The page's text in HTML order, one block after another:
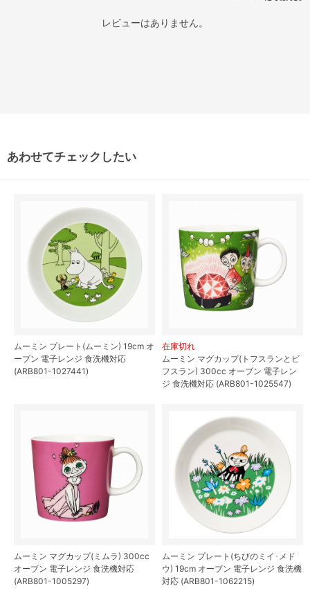
レビューはありません。
あわせてチェックしたい
ムーミン プレート(ムーミン) 19cm オ
ーブン 電子レンジ 食洗機対応
(ARB801-1027441)
在庫切れ
ムーミン マグカップ(トフスランとビ
フスラン) 300cc オーブン 電子レン
ジ 食洗機対応 (ARB801-1025547)
ムーミン マグカップ(ミムラ) 300cc
オーブン 電子レンジ 食洗機対応
(ARB801-1005297)
ムーミン プレート(ちびのミイ･メド
ウ) 19cm オーブン 電子レンジ 食洗機
対応 (ARB801-1062215)